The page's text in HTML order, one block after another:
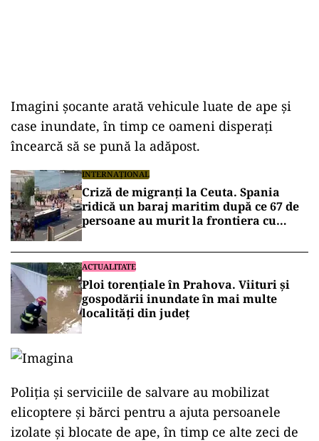
Imagini șocante arată vehicule luate de ape și
case inundate, în timp ce oameni disperați
încearcă să se pună la adăpost.
INTERNAȚIONAL
Criză de migranți la Ceuta. Spania
ridică un baraj maritim după ce 67 de
persoane au murit la frontiera cu
ACTUALITATE
Ploi torențiale în Prahova. Viituri și
gospodării inundate în mai multe
localități din județ
Poliția și serviciile de salvare au mobilizat
elicoptere și bărci pentru a ajuta persoanele
izolate și blocate de ape, în timp ce alte zeci de